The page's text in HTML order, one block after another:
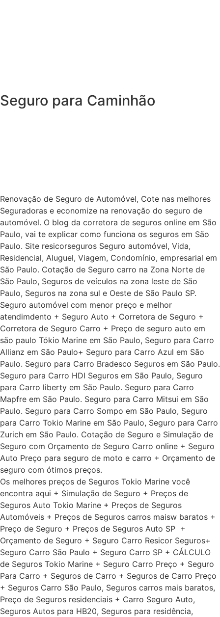
Seguro para Caminhão
Renovação de Seguro de Automóvel, Cote nas melhores
Seguradoras e economize na renovação do seguro de
automóvel. O blog da corretora de seguros online em São
Paulo, vai te explicar como funciona os seguros em São
Paulo. Site resicorseguros Seguro automóvel, Vida,
Residencial, Aluguel, Viagem, Condomínio, empresarial em
São Paulo. Cotação de Seguro carro na Zona Norte de
São Paulo, Seguros de veículos na zona leste de São
Paulo, Seguros na zona sul e Oeste de São Paulo SP.
Seguro automóvel com menor preço e melhor
atendimdento + Seguro Auto + Corretora de Seguro +
Corretora de Seguro Carro + Preço de seguro auto em
são paulo Tókio Marine em São Paulo, Seguro para Carro
Allianz em São Paulo+ Seguro para Carro Azul em São
Paulo. Seguro para Carro Bradesco Seguros em São Paulo.
Seguro para Carro HDI Seguros em São Paulo, Seguro
para Carro liberty em São Paulo. Seguro para Carro
Mapfre em São Paulo. Seguro para Carro Mitsui em São
Paulo. Seguro para Carro Sompo em São Paulo, Seguro
para Carro Tokio Marine em São Paulo, Seguro para Carro
Zurich em São Paulo. Cotação de Seguro e Simulação de
Seguro com Orçamento de Seguro Carro online + Seguro
Auto Preço para seguro de moto e carro + Orçamento de
seguro com ótimos preços.
Os melhores preços de Seguros Tokio Marine você
encontra aqui + Simulação de Seguro + Preços de
Seguros Auto Tokio Marine + Preços de Seguros
Automóveis + Preços de Seguros carros maisw baratos +
Preço de Seguro + Preços de Seguros Auto SP +
Orçamento de Seguro + Seguro Carro Resicor Seguros+
Seguro Carro São Paulo + Seguro Carro SP + CÁLCULO
de Seguros Tokio Marine + Seguro Carro Preço + Seguro
Para Carro + Seguros de Carro + Seguros de Carro Preço
+ Seguros Carro São Paulo, Seguros carros mais baratos,
Preço de Seguros residenciais + Carro Seguro Auto,
Seguros Autos para HB20, Seguros para residência,